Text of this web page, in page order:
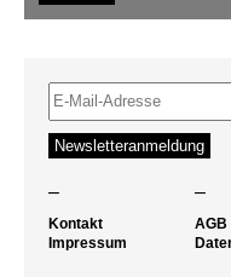
– –
Kontakt
Impressum
AGB